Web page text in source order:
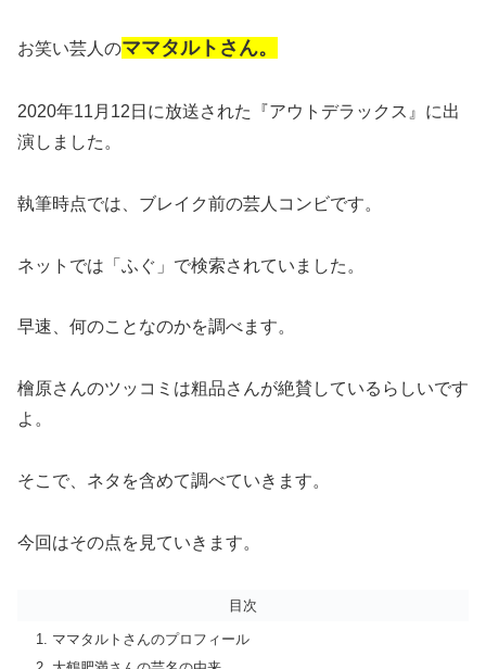
お笑い芸人のママタルトさん。
2020年11月12日に放送された『アウトデラックス』に出
演しました。
執筆時点では、ブレイク前の芸人コンビです。
ネットでは「ふぐ」で検索されていました。
早速、何のことなのかを調べます。
檜原さんのツッコミは粗品さんが絶賛しているらしいです
よ。
そこで、ネタを含めて調べていきます。
今回はその点を見ていきます。
目次
ママタルトさんのプロフィール